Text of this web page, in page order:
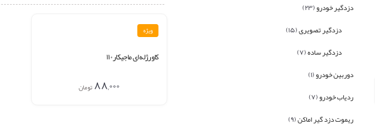
ویژه
کاورژله ای ماجیکار ۱۱۰
۸۸,۰۰۰تومان
دزدگیر خودرو(۲۳)
دزدگیر تصویری(۱۵)
دزدگیر ساده(۷)
دوربین خودرو(۱)
ردیاب خودرو(۷)
ریموت دزد گیر اماکن(۹)